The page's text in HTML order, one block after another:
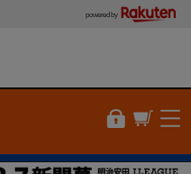
powered by